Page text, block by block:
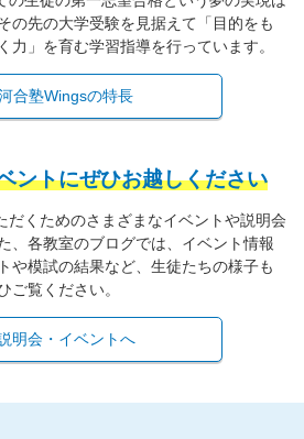
の先の大学受験を見据えて「目的をも
力」を育む学習指導を行っています。
合塾Wingsの特長
ントにぜひお越しください
だくためのさまざまなイベントや説明会
、各教室のブログでは、イベント情報
や模試の結果など、生徒たちの様子も
ご覧ください。
明会・イベントへ